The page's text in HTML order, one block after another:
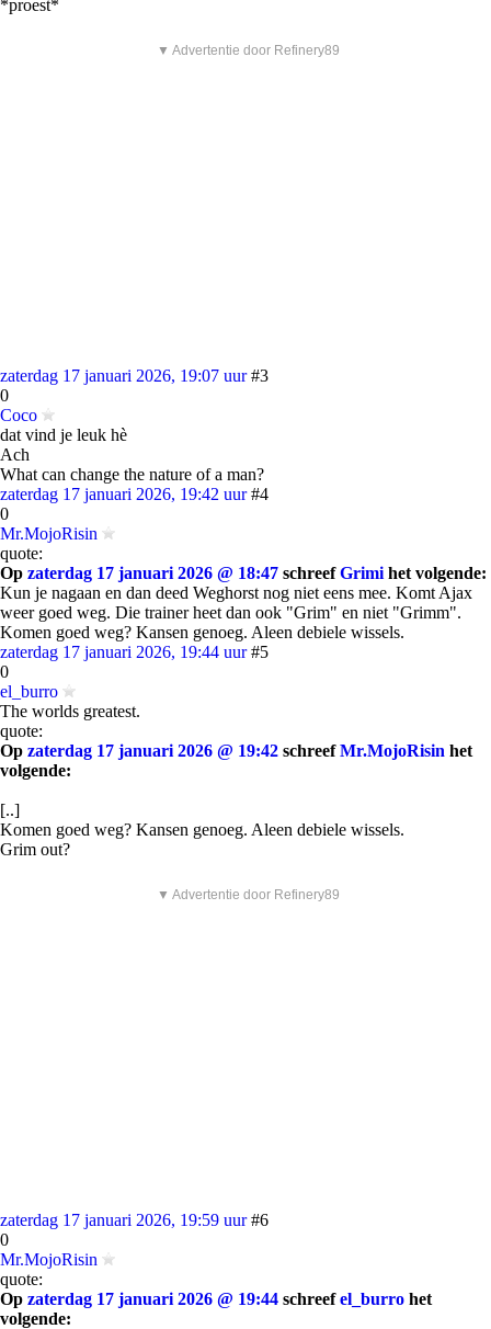
*proest*
▼ Advertentie door Refinery89
zaterdag 17 januari 2026, 19:07 uur #3
0
Coco
dat vind je leuk hè
Ach
What can change the nature of a man?
zaterdag 17 januari 2026, 19:42 uur #4
0
Mr.MojoRisin
quote:
Op zaterdag 17 januari 2026 @ 18:47 schreefGrimi het volgende:
Kun je nagaan en dan deed Weghorst nog niet eens mee. Komt Ajax
weer goed weg. Die trainer heet dan ook "Grim" en niet "Grimm".
Komen goed weg? Kansen genoeg. Aleen debiele wissels.
zaterdag 17 januari 2026, 19:44 uur #5
0
el_burro
The worlds greatest.
quote:
Op zaterdag 17 januari 2026 @ 19:42 schreefMr.MojoRisin het
volgende:
[..]
Komen goed weg? Kansen genoeg. Aleen debiele wissels.
Grim out?
▼ Advertentie door Refinery89
zaterdag 17 januari 2026, 19:59 uur #6
0
Mr.MojoRisin
quote:
Op zaterdag 17 januari 2026 @ 19:44 schreefel_burro het
volgende: